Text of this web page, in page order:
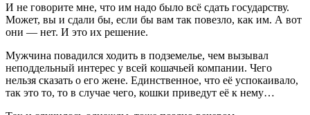
И не говорите мне, что им надо было всё сдать государству.
Может, вы и сдали бы, если бы вам так повезло, как им. А вот
они — нет. И это их решение.
Мужчина повадился ходить в подземелье, чем вызывал
неподдельный интерес у всей кошачьей компании. Чего
нельзя сказать о его жене. Единственное, что её успокаивало,
так это то, то в случае чего, кошки приведут её к нему…